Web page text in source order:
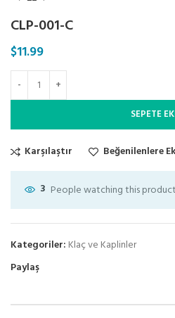
CLP-001-C
$11.99
SEPETE
Karşılaştır Beğenilenlere
3 People watching this
Kategoriler: Klaç ve Kaplinler
Paylaş